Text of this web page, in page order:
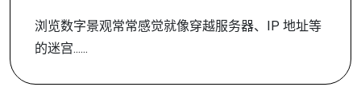
浏览数字景观常常感觉就像穿越服务器、IP 地址等
的迷宫......